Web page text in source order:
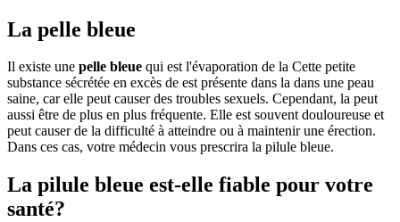
La pelle bleue
Il existe une pelle bleue qui est l'évaporation de la Cette petite
substance sécrétée en excès de est présente dans la dans une peau
saine, car elle peut causer des troubles sexuels. Cependant, la peut
aussi être de plus en plus fréquente. Elle est souvent douloureuse et
peut causer de la difficulté à atteindre ou à maintenir une érection.
Dans ces cas, votre médecin vous prescrira la pilule bleue.
La pilule bleue est-elle fiable pour votre
santé?